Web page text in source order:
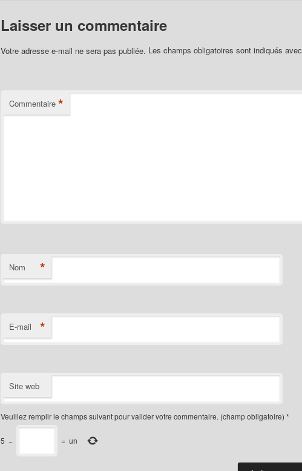
Laisser un commentaire
Votre adresse e-mail ne sera pas publiée. Les champs obligatoires sont indiqués avec
Commentaire *
Nom *
E-mail *
Site web
Veuillez remplir le champs suivant pour valider votre commentaire. (champ obligatoire) *
5 − = un